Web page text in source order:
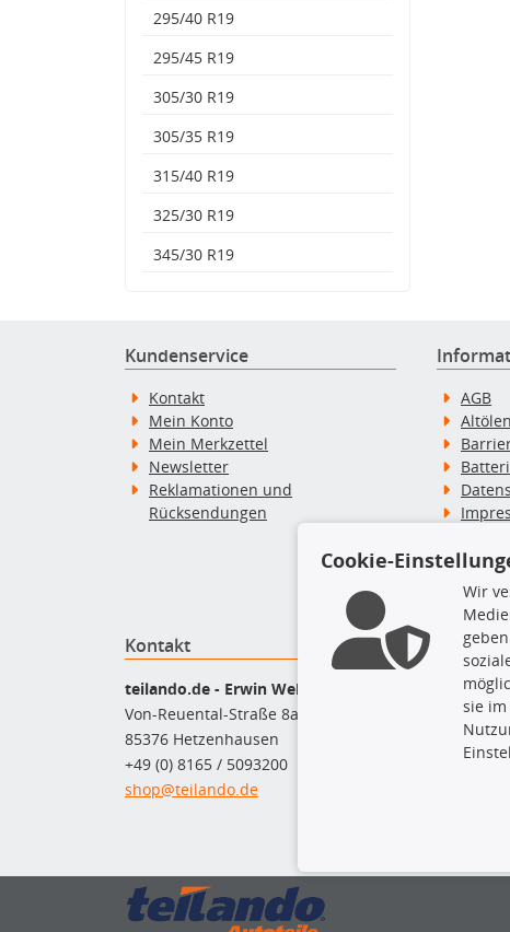
295/40 R19
295/45 R19
305/30 R19
305/35 R19
315/40 R19
325/30 R19
345/30 R19
Kundenservice
Kontakt
Mein Konto
Mein Merkzettel
Newsletter
Reklamationen und
Rücksendungen
AGB
Kontakt
teilando.de - Erwin Weber GmbH
Von-Reuental-Straße 8a
85376 Hetzenhausen
+49 (0) 8165 / 5093200
shop@teilando.de
Top
Cookie-
Wir
sie